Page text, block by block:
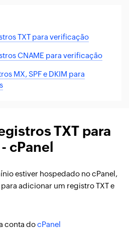
TXT para verificação
CNAME para verificação
MX, SPF e DKIM para
TXT para
cPanel
estiver hospedado no cPanel,
adicionar um registro TXT e
conta docPanel